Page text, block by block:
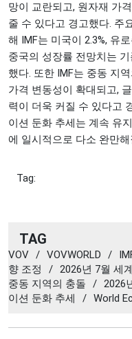
망이 교란되고, 원자재 가
줄 수 있다고 경고했다. 주
해 IMF는 미국이 2.3%, 유
중국의 성장률 전망치는
했다. 또한 IMF는 중동 지
가격 변동성이 확대되고,
력이 더욱 커질 수 있다고
이션 둔화 추세는 계속 유
에 일시적으로 다소 완만
Tag:
TAG
VOV / VOVWORLD /
향 조정
/ 2026년 7월 세
중동 지역의 충돌
/ 2026
이션 둔화 추세
/ World